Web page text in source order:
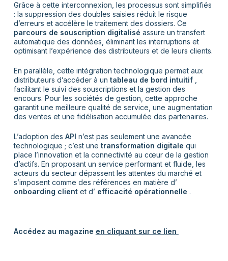
Grâce à cette interconnexion, les processus sont simplifiés
: la suppression des doubles saisies réduit le risque
d’erreurs et accélère le traitement des dossiers. Ce
parcours de souscription digitalisé assure un transfert
automatique des données, éliminant les interruptions et
optimisant l’expérience des distributeurs et de leurs clients.
En parallèle, cette intégration technologique permet aux
distributeurs d’accéder à un tableau de bord intuitif,
facilitant le suivi des souscriptions et la gestion des
encours. Pour les sociétés de gestion, cette approche
garantit une meilleure qualité de service, une augmentation
des ventes et une fidélisation accumulée des partenaires.
L’adoption des API n’est pas seulement une avancée
technologique ; c’est une transformation digitale qui
place l’innovation et la connectivité au cœur de la gestion
d’actifs. En proposant un service performant et fluide, les
acteurs du secteur dépassent les attentes du marché et
s’imposent comme des références en matière d’
onboarding clientet d’ efficacité opérationnelle .
Accédez au magazine en cliquant sur ce lien